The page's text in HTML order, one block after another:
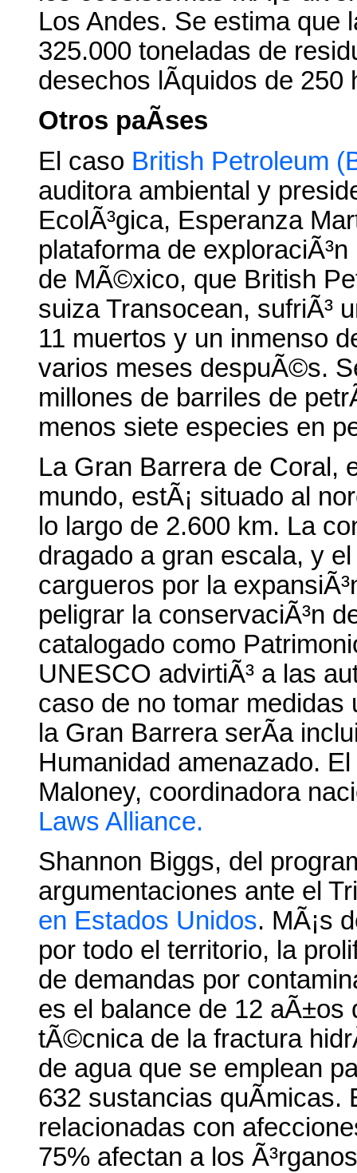
Los Andes. Se estima que
325.000 toneladas de
desechos lÃ­quidos de 250
Otros paÃ­ses
El caso British Petroleum
auditora ambiental y
EcolÃ³gica, Esperanza
plataforma de
de MÃ©xico, que British
suiza Transocean, sufriÃ³
11 muertos y un inmenso
varios meses despuÃ©s.
millones de barriles de
menos siete especies en
La Gran Barrera de Coral,
mundo, estÃ¡ situado al
lo largo de 2.600 km. La
dragado a gran escala, y
cargueros por la
peligrar la conservaciÃ³n
catalogado como
UNESCO advirtiÃ³ a las
caso de no tomar
la Gran Barrera serÃ­a
Humanidad amenazado.
Maloney, coordinadora
Laws Alliance.
Shannon Biggs, del
argumentaciones ante el
en Estados Unidos. MÃ¡s
por todo el territorio, la
de demandas por
es el balance de 12 aÃ±os
tÃ©cnica de la fractura
de agua que se emplean
632 sustancias quÃ­micas.
relacionadas con
75% afectan a los